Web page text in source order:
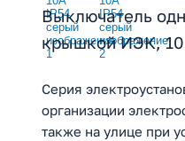
Выключатель
крышкой ИЭК, 10
Серия
организации
также на улице при